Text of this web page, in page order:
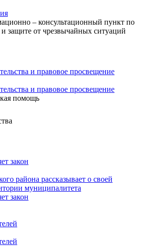
– консультационный пункт по
защите от чрезвычайных ситуаций
и правовое просвещение
и правовое просвещение
помощь
закон
района рассказывает о своей
муниципалитета
закон